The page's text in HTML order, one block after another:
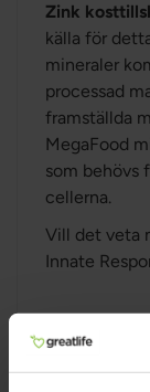
Zink
källa för
mineraler
processad
framställda
MegaFood
som behövs
cellerna.
Vill det veta
Innate